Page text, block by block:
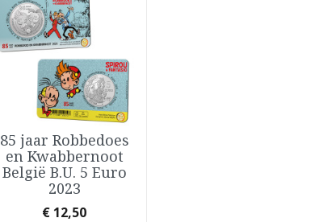
Snel bekijken
85 jaar Robbedoes
en Kwabbernoot
België B.U. 5 Euro
2023
Prijs
€ 12,50